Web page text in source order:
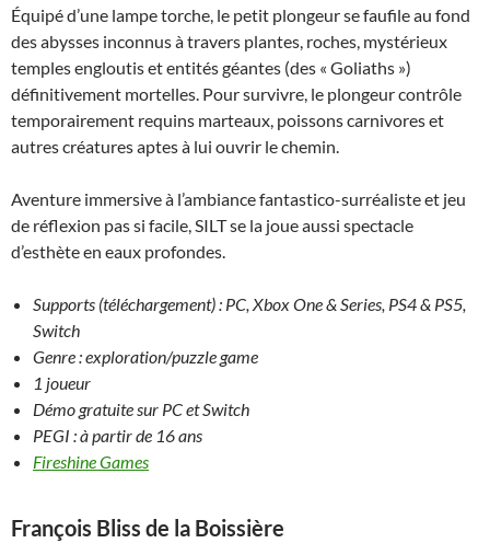
Équipé d’une lampe torche, le petit plongeur se faufile au fond
des abysses inconnus à travers plantes, roches, mystérieux
temples engloutis et entités géantes (des « Goliaths »)
définitivement mortelles. Pour survivre, le plongeur contrôle
temporairement requins marteaux, poissons carnivores et
autres créatures aptes à lui ouvrir le chemin.
Aventure immersive à l’ambiance fantastico-surréaliste et jeu
de réflexion pas si facile, SILT se la joue aussi spectacle
d’esthète en eaux profondes.
Supports (téléchargement) : PC, Xbox One & Series, PS4 & PS5,
Switch
Genre : exploration/puzzle game
1 joueur
Démo gratuite sur PC et Switch
PEGI : à partir de 16 ans
Fireshine Games
François Bliss de la Boissière